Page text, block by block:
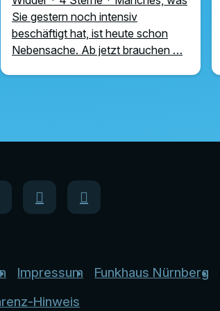
Sie gestern noch intensiv
beschäftigt hat, ist heute schon
Nebensache. Ab jetzt brauchen …
Impressum Funkhaus Nürnberg
Hinweis